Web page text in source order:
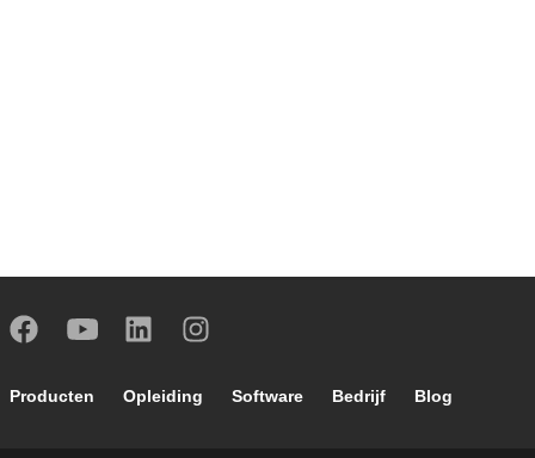
Footer main navigation
Producten Opleiding Software Bedrijf Blog